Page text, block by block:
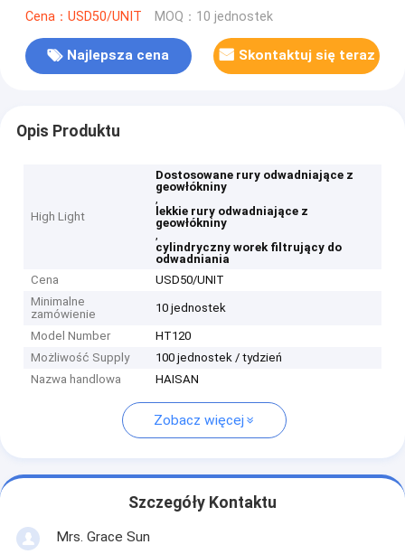
Cena：USD50/UNIT MOQ：10 jednostek
Najlepsza cena Skontaktuj się teraz
Opis Produktu
High Light
Dostosowane rury odwadniające z
geowłókniny
,
lekkie rury odwadniające z
geowłókniny
,
cylindryczny worek filtrujący do
odwadniania
Cena
USD50/UNIT
Minimalne
zamówienie
10 jednostek
Model Number
HT120
Możliwość Supply
100 jednostek / tydzień
Nazwa handlowa
HAISAN
Zobacz więcej
Szczegóły Kontaktu
Mrs. Grace Sun